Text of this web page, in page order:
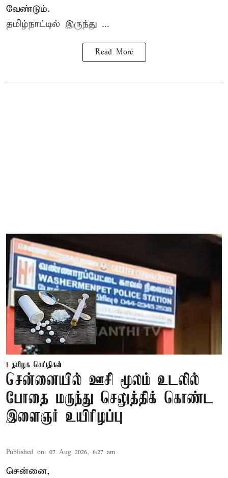
வேண்டும்.
தமிழ்நாட்டில் இருந்து ...
Read More
தமிழக செய்திகள்
சென்னையில் ஊசி மூலம் உடலில்
போதை மருந்து செலுத்திக் கொண்ட
இளைஞர் உயிரிழப்பு
Published on: 07 Aug 2026, 6:27 am
சென்னை,